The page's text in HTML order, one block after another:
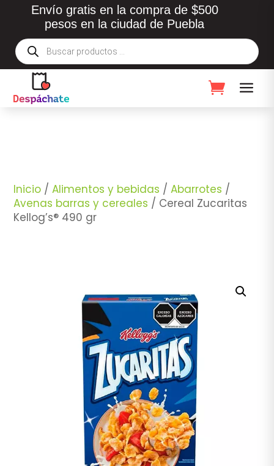
Envío gratis en la compra de $500
pesos en la ciudad de Puebla
Búsqueda
de
productos
Inicio /Alimentos y bebidas /Abarrotes /
Avenas barras y cereales / Cereal Zucaritas
Kellog’s® 490 gr